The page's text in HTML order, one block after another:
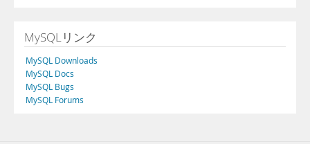
MySQLリンク
MySQL Downloads
MySQL Docs
MySQL Bugs
MySQL Forums